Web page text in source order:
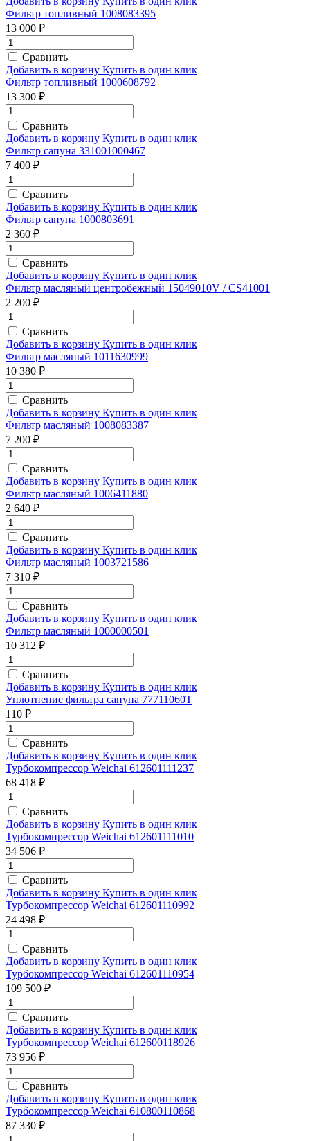
Фильтр топливный 1008083395
13 000 ₽
Сравнить
Добавить в корзину Купить в один клик
Фильтр топливный 1000608792
13 300 ₽
Сравнить
Добавить в корзину Купить в один клик
Фильтр сапуна 331001000467
7 400 ₽
Сравнить
Добавить в корзину Купить в один клик
Фильтр сапуна 1000803691
2 360 ₽
Сравнить
Добавить в корзину Купить в один клик
Фильтр масляный центробежный 15049010V / CS41001
2 200 ₽
Сравнить
Добавить в корзину Купить в один клик
Фильтр масляный 1011630999
10 380 ₽
Сравнить
Добавить в корзину Купить в один клик
Фильтр масляный 1008083387
7 200 ₽
Сравнить
Добавить в корзину Купить в один клик
Фильтр масляный 1006411880
2 640 ₽
Сравнить
Добавить в корзину Купить в один клик
Фильтр масляный 1003721586
7 310 ₽
Сравнить
Добавить в корзину Купить в один клик
Фильтр масляный 1000000501
10 312 ₽
Сравнить
Добавить в корзину Купить в один клик
Уплотнение фильтра сапуна 77711060T
110 ₽
Сравнить
Добавить в корзину Купить в один клик
Турбокомпрессор Weichai 612601111237
68 418 ₽
Сравнить
Добавить в корзину Купить в один клик
Турбокомпрессор Weichai 612601111010
34 506 ₽
Сравнить
Добавить в корзину Купить в один клик
Турбокомпрессор Weichai 612601110992
24 498 ₽
Сравнить
Добавить в корзину Купить в один клик
Турбокомпрессор Weichai 612601110954
109 500 ₽
Сравнить
Добавить в корзину Купить в один клик
Турбокомпрессор Weichai 612600118926
73 956 ₽
Сравнить
Добавить в корзину Купить в один клик
Турбокомпрессор Weichai 610800110868
87 330 ₽